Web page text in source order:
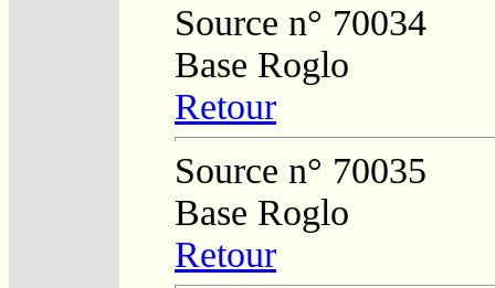
Source n° 70034
Base Roglo
Retour
Source n° 70035
Base Roglo
Retour